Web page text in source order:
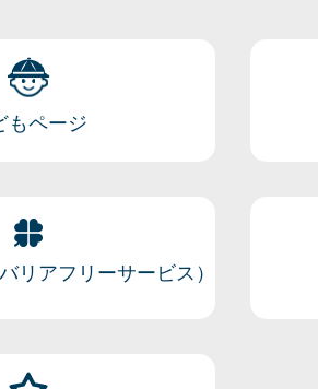
もページ
リアフリーサービス）